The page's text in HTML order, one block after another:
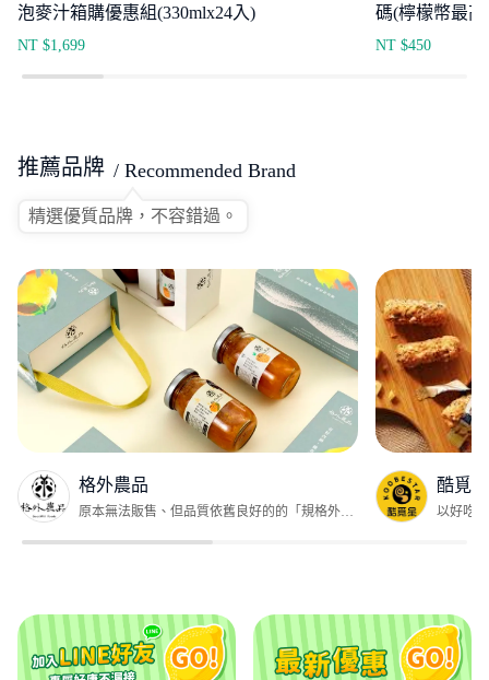
泡麥汁箱購優惠組(330mlx24入)
NT $1,699
碼(檸檬幣最高
NT $450
推薦品牌 / Recommended Brand
精選優質品牌，不容錯過。
格外農品
原本無法販售、但品質依舊良好的的「規格外農
場。更重要的是，讓小農、農友的用心能被看
酷覓
以好吃